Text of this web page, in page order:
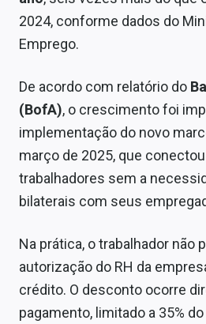
Empresas
Brasil
Política
Colunas
Internacional
Tecnologia
2024, conforme dados do
Emprego.
De acordo com relatório do
(BofA), o crescimento foi
implementação do novo
março de 2025, que
trabalhadores sem a
bilaterais com seus
Na prática, o trabalhador não
autorização do RH da
crédito. O desconto ocorre
pagamento, limitado a 35%